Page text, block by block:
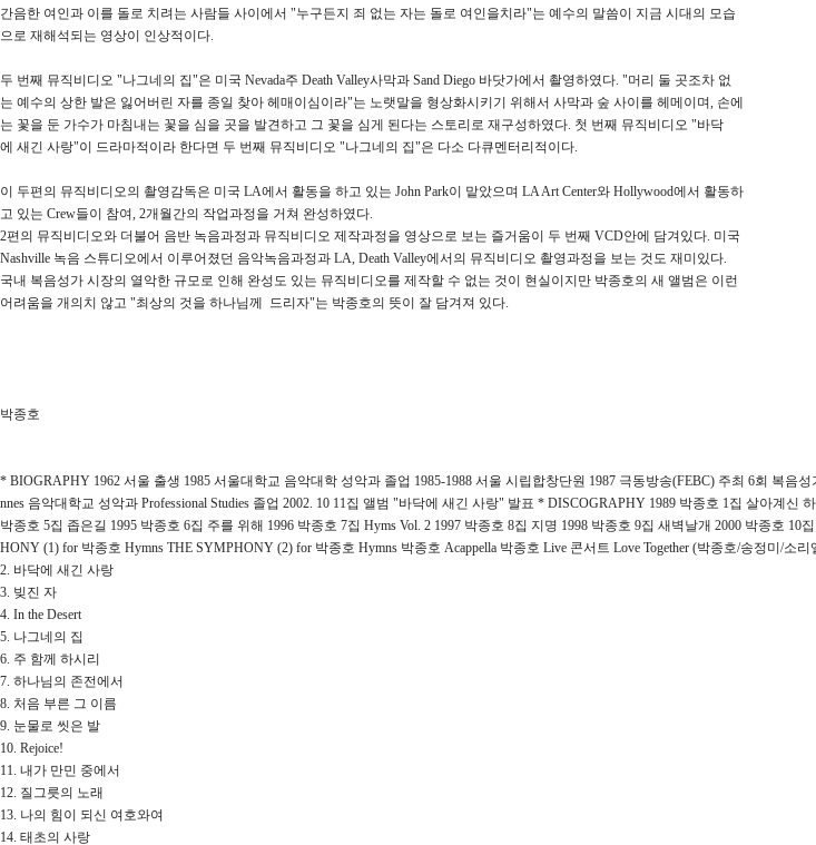
간음한 여인과 이를 돌로 치려는 사람들 사이에서 "누구든지 죄 없는 자는 돌로 여인을치라"는 예수의 말씀이 지금 시대의 모습
으로 재해석되는 영상이 인상적이다.
두 번째 뮤직비디오 "나그네의 집"은 미국 Nevada주 Death Valley사막과 Sand Diego 바닷가에서 촬영하였다. "머리 둘 곳조차 없
는 예수의 상한 발은 잃어버린 자를 종일 찾아 헤매이심이라"는 노랫말을 형상화시키기 위해서 사막과 숲 사이를 헤메이며, 손에
는 꽃을 둔 가수가 마침내는 꽃을 심을 곳을 발견하고 그 꽃을 심게 된다는 스토리로 재구성하였다. 첫 번째 뮤직비디오 "바닥
에 새긴 사랑"이 드라마적이라 한다면 두 번째 뮤직비디오 "나그네의 집"은 다소 다큐멘터리적이다.
이 두편의 뮤직비디오의 촬영감독은 미국 LA에서 활동을 하고 있는 John Park이 맡았으며 LA Art Center와 Hollywood에서 활동하
고 있는 Crew들이 참여, 2개월간의 작업과정을 거쳐 완성하였다.
2편의 뮤직비디오와 더불어 음반 녹음과정과 뮤직비디오 제작과정을 영상으로 보는 즐거움이 두 번째 VCD안에 담겨있다. 미국
Nashville 녹음 스튜디오에서 이루어졌던 음악녹음과정과 LA, Death Valley에서의 뮤직비디오 촬영과정을 보는 것도 재미있다.
국내 복음성가 시장의 열악한 규모로 인해 완성도 있는 뮤직비디오를 제작할 수 없는 것이 현실이지만 박종호의 새 앨범은 이런
어려움을 개의치 않고 "최상의 것을 하나님께 드리자"는 박종호의 뜻이 잘 담겨져 있다.
박종호
* BIOGRAPHY 1962 서울 출생 1985 서울대학교 음악대학 성악과 졸업 1985-1988 서울 시립합창단원 1987 극동방송(FEBC) 주최 6회 복
nnes 음악대학교 성악과 Professional Studies 졸업 2002. 10 11집 앨범 "바닥에 새긴 사랑" 발표 * DISCOGRAPHY 1989 박종호 1집 살아계신
박종호 5집 좁은길 1995 박종호 6집 주를 위해 1996 박종호 7집 Hyms Vol. 2 1997 박종호 8집 지명 1998 박종호 9집 새벽날개 2000 박종호
HONY (1) for 박종호 Hymns THE SYMPHONY (2) for 박종호 Hymns 박종호 Acappella 박종호 Live 콘서트 Love Together (박종호/송정미/소리
2. 바닥에 새긴 사랑
3. 빚진 자
4. In the Desert
5. 나그네의 집
6. 주 함께 하시리
7. 하나님의 존전에서
8. 처음 부른 그 이름
9. 눈물로 씻은 발
10. Rejoice!
11. 내가 만민 중에서
12. 질그릇의 노래
13. 나의 힘이 되신 여호와여
14. 태초의 사랑